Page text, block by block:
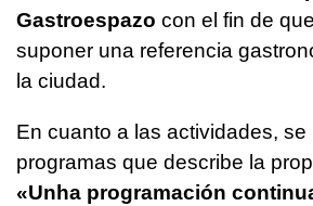
Gastroespazo con el fin de
suponer una referencia
la ciudad.
En cuanto a las actividades, se
programas que describe la
«Unha programación